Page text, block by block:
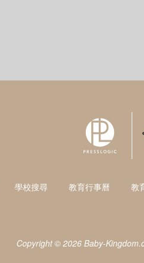
學校搜尋 教育行事曆 教
Copyright © 2026 Baby-